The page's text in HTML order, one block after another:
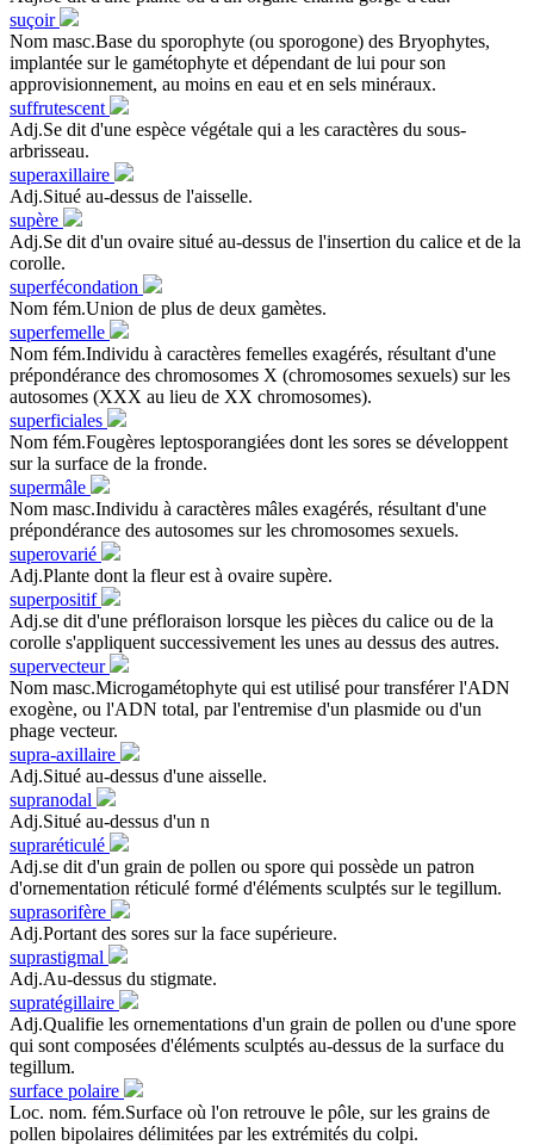
suçoir
Nom masc.Base du sporophyte (ou sporogone) des Bryophytes,
implantée sur le gamétophyte et dépendant de lui pour son
approvisionnement, au moins en eau et en sels minéraux.
suffrutescent
Adj.Se dit d'une espèce végétale qui a les caractères du sous-
arbrisseau.
superaxillaire
Adj.Situé au-dessus de l'aisselle.
supère
Adj.Se dit d'un ovaire situé au-dessus de l'insertion du calice et de la
corolle.
superfécondation
Nom fém.Union de plus de deux gamètes.
superfemelle
Nom fém.Individu à caractères femelles exagérés, résultant d'une
prépondérance des chromosomes X (chromosomes sexuels) sur les
autosomes (XXX au lieu de XX chromosomes).
superficiales
Nom fém.Fougères leptosporangiées dont les sores se développent
sur la surface de la fronde.
supermâle
Nom masc.Individu à caractères mâles exagérés, résultant d'une
prépondérance des autosomes sur les chromosomes sexuels.
superovarié
Adj.Plante dont la fleur est à ovaire supère.
superpositif
Adj.se dit d'une préfloraison lorsque les pièces du calice ou de la
corolle s'appliquent successivement les unes au dessus des autres.
supervecteur
Nom masc.Microgamétophyte qui est utilisé pour transférer l'ADN
exogène, ou l'ADN total, par l'entremise d'un plasmide ou d'un
phage vecteur.
supra-axillaire
Adj.Situé au-dessus d'une aisselle.
supranodal
Adj.Situé au-dessus d'un n
supraréticulé
Adj.se dit d'un grain de pollen ou spore qui possède un patron
d'ornementation réticulé formé d'éléments sculptés sur le tegillum.
suprasorifère
Adj.Portant des sores sur la face supérieure.
suprastigmal
Adj.Au-dessus du stigmate.
supratégillaire
Adj.Qualifie les ornementations d'un grain de pollen ou d'une spore
qui sont composées d'éléments sculptés au-dessus de la surface du
tegillum.
surface polaire
Loc. nom. fém.Surface où l'on retrouve le pôle, sur les grains de
pollen bipolaires délimitées par les extrémités du colpi.